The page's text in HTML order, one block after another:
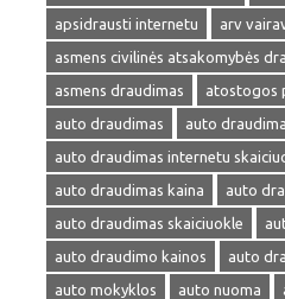
apsidrausti internetu
arv
asmens civilinės atsakomybės
asmens draudimas
atostogos
auto draudimas
auto
auto draudimas internetu
auto draudimas kaina
auto
auto draudimas skaiciuokle
auto draudimo kainos
auto
auto mokyklos
auto nuoma